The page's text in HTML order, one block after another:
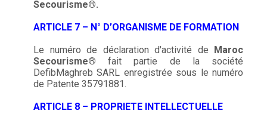
Secourisme®.
ARTICLE 7 – N° D’ORGANISME DE FORMATION
Le numéro de déclaration d'activité de
Maroc
Secourisme® fait partie de la société
DefibMaghreb SARL enregistrée sous le numéro
de Patente 35791881.
ARTICLE 8 – PROPRIETE INTELLECTUELLE